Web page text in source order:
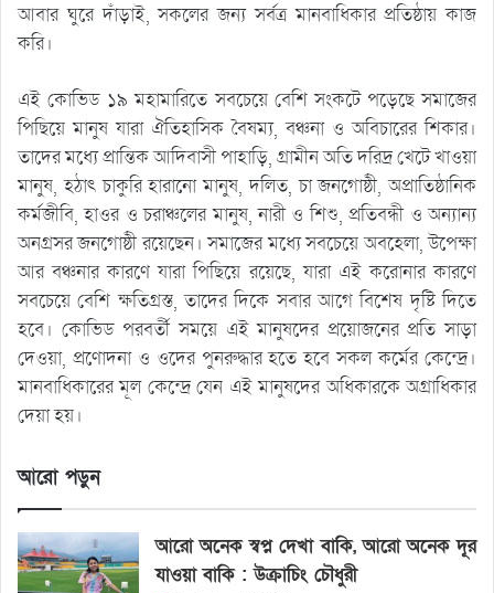
আবার ঘুরে দাঁড়াই, সকলের জন্য সর্বত্র মানবাধিকার প্রতিষ্ঠায় কাজ
করি।
এই কোভিড ১৯ মহামারিতে সবচেয়ে বেশি সংকটে পড়েছে সমাজের
পিছিয়ে মানুষ যারা ঐতিহাসিক বৈষম্য, বঞ্চনা ও অবিচারের শিকার।
তাদের মধ্যে প্রান্তিক আদিবাসী পাহাড়ি, গ্রামীন অতি দরিদ্র খেটে খাওয়া
মানুষ, হঠাৎ চাকুরি হারানো মানুষ, দলিত, চা জনগোষ্ঠী, অপ্রাতিষ্ঠানিক
কর্মজীবি, হাওর ও চরাঞ্চলের মানুষ, নারী ও শিশু, প্রতিবন্ধী ও অন্যান্য
অনগ্রসর জনগোষ্ঠী রয়েছেন। সমাজের মধ্যে সবচেয়ে অবহেলা, উপেক্ষা
আর বঞ্চনার কারণে যারা পিছিয়ে রয়েছে, যারা এই করোনার কারণে
সবচেয়ে বেশি ক্ষতিগ্রস্ত, তাদের দিকে সবার আগে বিশেষ দৃষ্টি দিতে
হবে। কোভিড পরবর্তী সময়ে এই মানুষদের প্রয়োজনের প্রতি সাড়া
দেওয়া, প্রণোদনা ও ওদের পুনরুদ্ধার হতে হবে সকল কর্মের কেন্দ্রে।
মানবাধিকারের মূল কেন্দ্রে যেন এই মানুষদের অধিকারকে অগ্রাধিকার
দেয়া হয়।
আরো পড়ুন
আরো অনেক স্বপ্ন দেখা বাকি, আরো অনেক দূর
যাওয়া বাকি : উক্রাচিং চৌধুরী